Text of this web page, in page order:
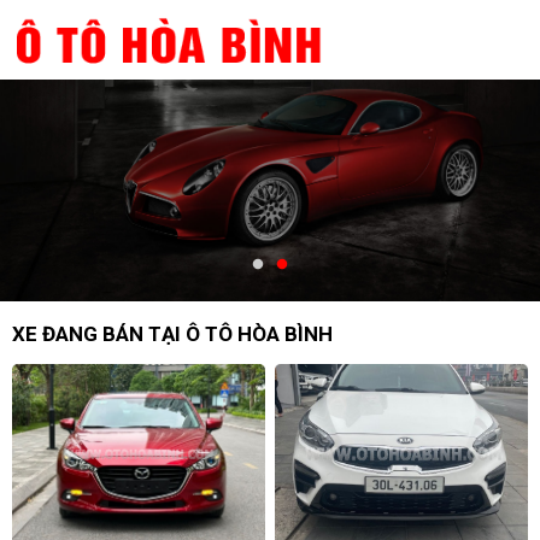
XE ĐANG BÁN TẠI Ô TÔ HÒA BÌNH